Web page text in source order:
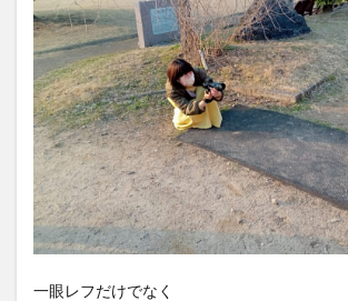
一眼レフだけでなく